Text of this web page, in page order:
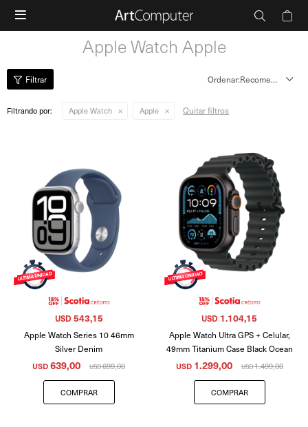

Apple Watch Apple
Recomendados
Filtrando por: Apple Watch Apple Quitar filtros
Apple Watch Series 10 46mm
Silver Denim
USD639,00 USD699,00
USD 543,15
Apple Watch Ultra GPS + Celular,
49mm Titanium Case Black Ocean
USD 1.299,00 USD1.499,00
USD 1.104,15